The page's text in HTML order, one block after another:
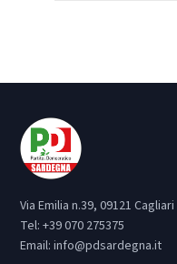
Via Emilia n.39, 09121 Cagliari
Tel: +39 070 275375
Email: info@pdsardegna.it